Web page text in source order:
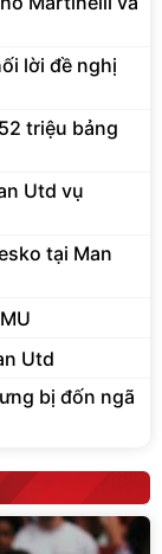
lời đề nghị
triệu bảng
Utd vụ
tại Man
Utd
bị đốn ngã